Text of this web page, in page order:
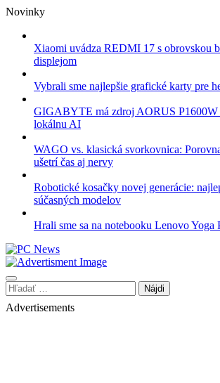
Skip
content
Novinky
Xiaomi uvádza REDMI 17 s obrovskou
displejom
Vybrali sme najlepšie grafické karty pre
GIGABYTE má zdroj AORUS P1600W
lokálnu AI
WAGO vs. klasická svorkovnica:
ušetrí čas aj nervy
Robotické kosačky novej generácie:
súčasných modelov
Hrali sme sa na notebooku Lenovo Yoga
Hľadať:
Advertisements